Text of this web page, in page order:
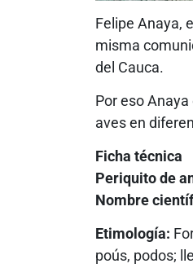
Felipe Anaya,
misma
del Cauca.
Por eso
aves en
Ficha técnica
Periquito de
Nombre
Etimología:
poús, podos;